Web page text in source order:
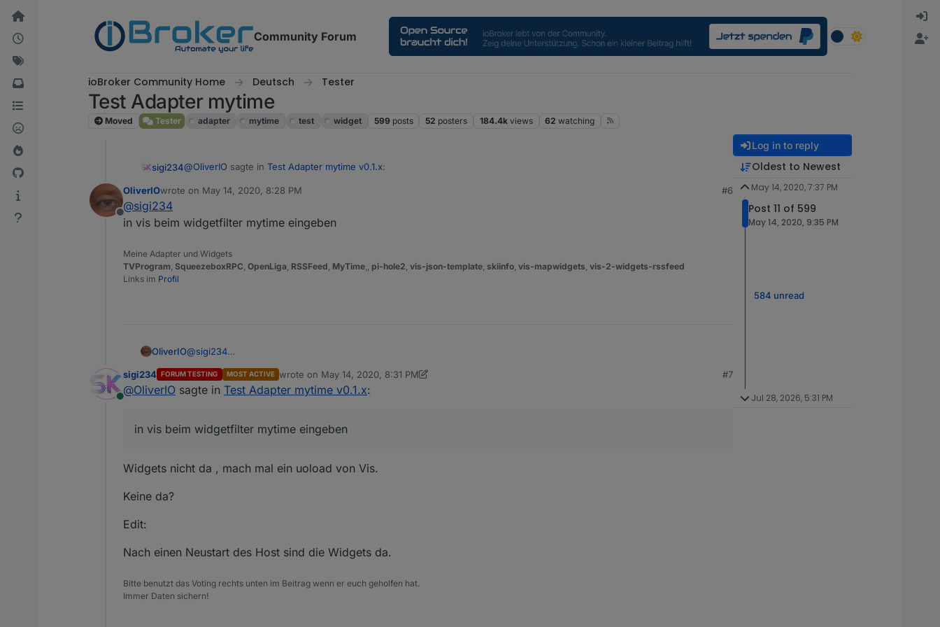
Skip to content
Community Forum
ioBroker Community Home Deutsch Tester
Test Adapter mytime
Moved Tester adapter mytime test widget 599 posts 52 posters 184.4k views 62 watching
sigi234@OliverIO sagte in Test Adapter mytime v0.1.x:
Offline
OliverIOwrote on May 14, 2020, 8:28 PM
last edited by
#6
@sigi234
in vis beim widgetfilter mytime eingeben
Meine Adapter und Widgets
TVProgram SqueezeboxRPC OpenLiga RSSFeed MyTime pi-hole2 vis-json-template skiinfo vis-mapwidgets vis-2-widgets-rssfeed
Links im Profil
OliverIO@sigi234
Online
sigi234 FORUM TESTING MOST ACTIVE wrote on May 14, 2020, 8:31 PM
last edited by sigi234May 14, 2020, 10:55 PM
#7
@OliverIO sagte in Test Adapter mytime v0.1.x:
in vis beim widgetfilter mytime eingeben
Widgets nicht da , mach mal ein uoload von Vis.
Keine da?
Edit:
Nach einen Neustart des Host sind die Widgets da.
Bitte benutzt das Voting rechts unten im Beitrag wenn er euch geholfen hat.
Immer Daten sichern!
Log in to reply
Oldest to Newest
May 14, 2020, 7:37 PM
Post 11 of 599
May 14, 2020, 9:35 PM
584 unread
Jul 28, 2026, 5:31 PM